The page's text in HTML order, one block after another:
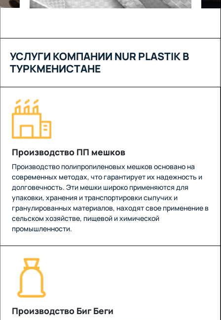
УСЛУГИ КОМПАНИИ NUR PLASTIK В
ТУРКМЕНИСТАНЕ
Производство ПП мешков
Производство полипропиленовых мешков основано на
современных методах, что гарантирует их надежность и
долговечность. Эти мешки широко применяются для
упаковки, хранения и транспортировки сыпучих и
гранулированных материалов, находят свое применение в
сельском хозяйстве, пищевой и химической
промышленности.
Производство Биг Беги